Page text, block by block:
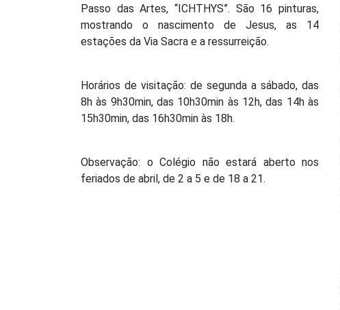
Passo das Artes, “ICHTHYS”. São 16 pinturas,
mostrando o nascimento de Jesus, as 14
estações da Via Sacra e a ressurreição.
Horários de visitação: de segunda a sábado, das
8h às 9h30min, das 10h30min às 12h, das 14h às
15h30min, das 16h30min às 18h.
Observação: o Colégio não estará aberto nos
feriados de abril, de 2 a 5 e de 18 a 21.